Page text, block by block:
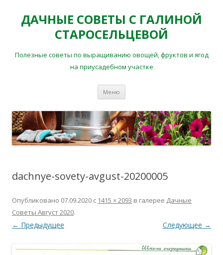
ДАЧНЫЕ СОВЕТЫ С ГАЛИНОЙ
СТАРОСЕЛЬЦЕВОЙ
Полезные советы по выращиванию овощей, фруктов и ягод
на приусадебном участке
Меню
dachnye-sovety-avgust-20200005
Опубликовано 07.09.2020 с 1415 × 2093 в галерее Дачные
Советы Август 2020.
← Предыдущее Следующее →